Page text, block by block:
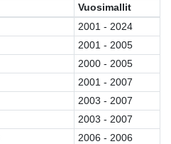
Vuosimallit
2001 - 2024
2001 - 2005
2000 - 2005
2001 - 2007
2003 - 2007
2003 - 2007
2006 - 2006